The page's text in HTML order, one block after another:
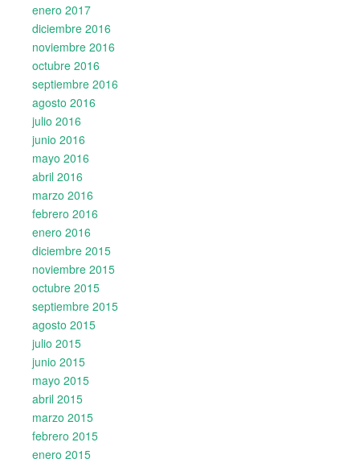
enero 2017
diciembre 2016
noviembre 2016
octubre 2016
septiembre 2016
agosto 2016
julio 2016
junio 2016
mayo 2016
abril 2016
marzo 2016
febrero 2016
enero 2016
diciembre 2015
noviembre 2015
octubre 2015
septiembre 2015
agosto 2015
julio 2015
junio 2015
mayo 2015
abril 2015
marzo 2015
febrero 2015
enero 2015